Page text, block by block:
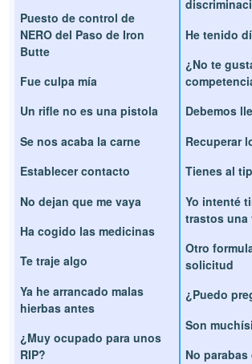
Puesto de control de
NERO del Paso de Iron
Butte
Fue culpa mía
Un rifle no es una pistola
Se nos acaba la carne
Establecer contacto
No dejan que me vaya
Ha cogido las medicinas
Te traje algo
Ya he arrancado malas
hierbas antes
¿Muy ocupado para unos
RIP?
He tenido
¿No te
Debemos
Recuperar
Tienes al
Yo intenté
trastos una
Otro
solicitud
¿Puedo
Son
No